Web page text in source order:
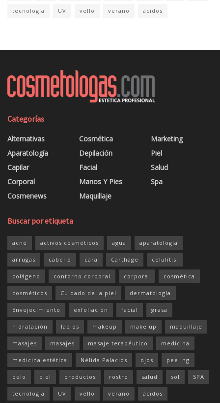
tecnología UV vello verano ácidos
Categorías
Alternativas
Aparatología
Capilar
Corporal
Cosmenews
Cosmética
Depilación
Facial
Manos Y Pies
Maquillaje
Marketing
Piel
Salud
Spa
Buscar por etiqueta
acné activos cosméticos agua aparatología
arrugas cabello cara Carthage celulitis.
colágeno contorno corporal corporal cosmética
cosméticos Cuidado de la piel dermatología
Envejecimiento exfoliación facial grasa
hidratación labios makeup make up maquillaje
masajes masajes masaje terapéutico medicina
medicina estética Nélida Palacios ojos peeling
pelo piel productos rostro salud sol SPA
tecnología UV vello verano ácidos